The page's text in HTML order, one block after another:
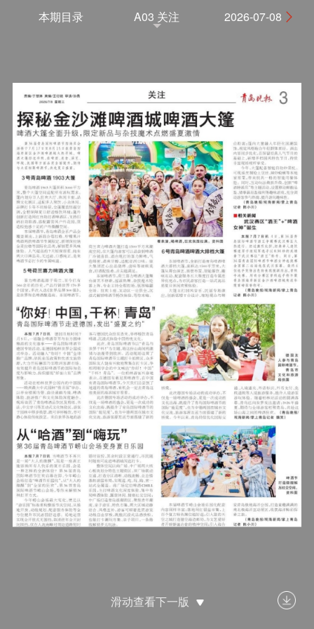
滑动查看下一版
本期目录 A03 关注 2026-07-08